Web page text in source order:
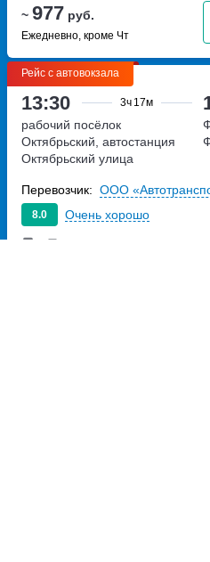
~ 977 руб.
Ежедневно, кроме Чт
Рейс с автовокзала
13:30 3ч 17м
рабочий посёлок
Октябрьский, автостанция
Октябрьский улица
8.0 Очень хорошо
Перевозчик: ООО